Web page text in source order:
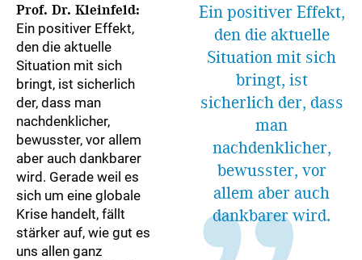
Ein positiver Effekt,
den die aktuelle
Situation mit sich
bringt, ist
sicherlich der, dass
man
nachdenklicher,
bewusster, vor
allem aber auch
dankbarer wird.
Prof. Dr. Kleinfeld:
Ein positiver Effekt,
den die aktuelle
Situation mit sich
bringt, ist sicherlich
der, dass man
nachdenklicher,
bewusster, vor allem
aber auch dankbarer
wird. Gerade weil es
sich um eine globale
Krise handelt, fällt
stärker auf, wie gut es
uns allen ganz